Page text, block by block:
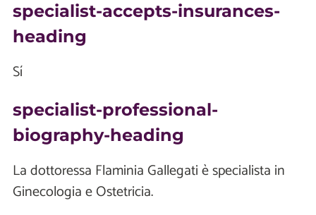
specialist-accepts-insurances-
heading
Sí
specialist-professional-
biography-heading
La dottoressa Flaminia Gallegati è specialista in
Ginecologia e Ostetricia.